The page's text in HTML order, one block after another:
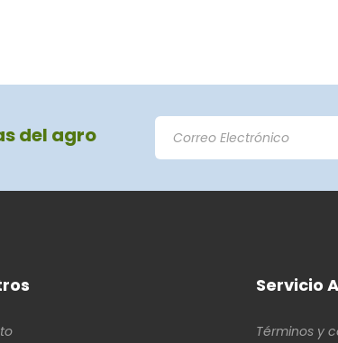
del agro
Servicio
Términos y